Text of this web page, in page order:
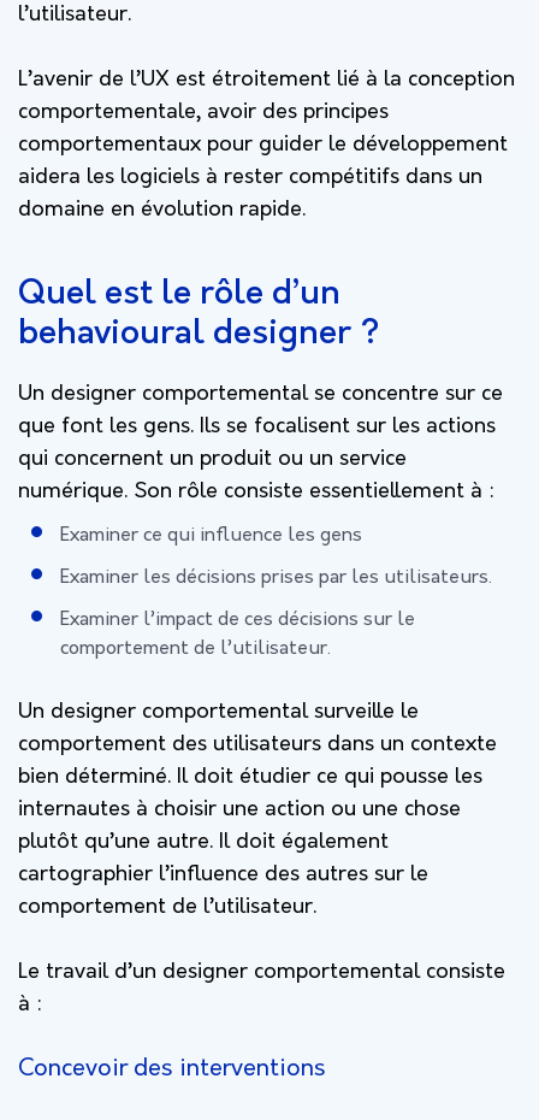
l’utilisateur.
L’avenir de l’UX est étroitement lié à la conception
comportementale, avoir des principes
comportementaux pour guider le développement
aidera les logiciels à rester compétitifs dans un
domaine en évolution rapide.
Quel est le rôle d’un
behavioural designer ?
Un designer comportemental se concentre sur ce
que font les gens. Ils se focalisent sur les actions
qui concernent un produit ou un service
numérique. Son rôle consiste essentiellement à :
Examiner ce qui influence les gens
Examiner les décisions prises par les utilisateurs.
Examiner l’impact de ces décisions sur le
comportement de l’utilisateur.
Un designer comportemental surveille le
comportement des utilisateurs dans un contexte
bien déterminé. Il doit étudier ce qui pousse les
internautes à choisir une action ou une chose
plutôt qu’une autre. Il doit également
cartographier l’influence des autres sur le
comportement de l’utilisateur.
Le travail d’un designer comportemental consiste
à :
Concevoir des interventions